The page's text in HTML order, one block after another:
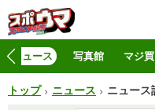
ニュース 写真館 マジ買
トップ ニュース ニュース